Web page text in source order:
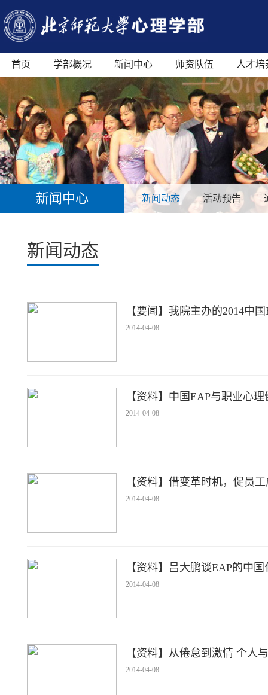
首页 学部概况 新闻中心 师资队伍 人才培
新闻中心 新闻动态 活动预告
新闻动态
【要闻】我院主办的2014中
2014-04-08
【资料】中国EAP与职业心
2014-04-08
【资料】借变革时机，促员
2014-04-08
【资料】吕大鹏谈EAP的中国
2014-04-08
【资料】从倦怠到激情 个
2014-04-08